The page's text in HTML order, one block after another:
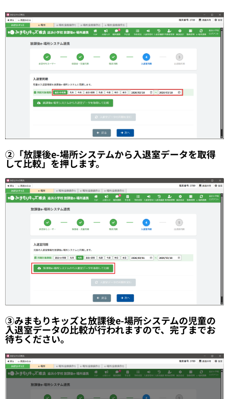
②「放課後e-場所システムから入退室データを取得
して比較」を押します。
③みまもりキッズと放課後e-場所システムの児童の
入退室データの比較が行われますので、完了までお
待ちください。